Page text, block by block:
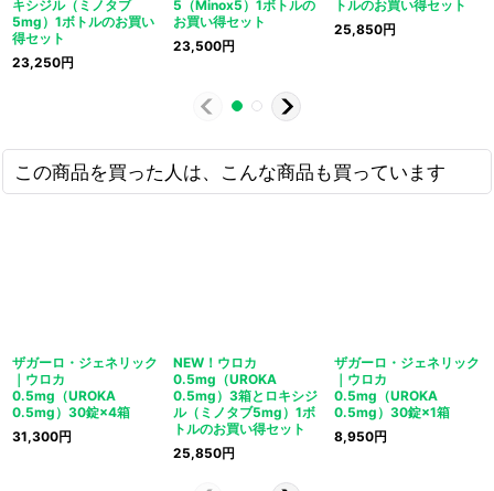
キシジル（ミノタブ
5mg）1ボトルのお買い
得セット
23,250円
5（Minox5）1ボトルの
お買い得セット
23,500円
トルのお買い得セット
25,850円
この商品を買った人は、こんな商品も買っています
ザガーロ・ジェネリック
｜ウロカ
0.5mg（UROKA
0.5mg）30錠×4箱
31,300円
NEW！ウロカ
0.5mg（UROKA
0.5mg）3箱とロキシジ
ル（ミノタブ5mg）1ボ
トルのお買い得セット
25,850円
ザガーロ・ジェネリック
｜ウロカ
0.5mg（UROKA
0.5mg）30錠×1箱
8,950円